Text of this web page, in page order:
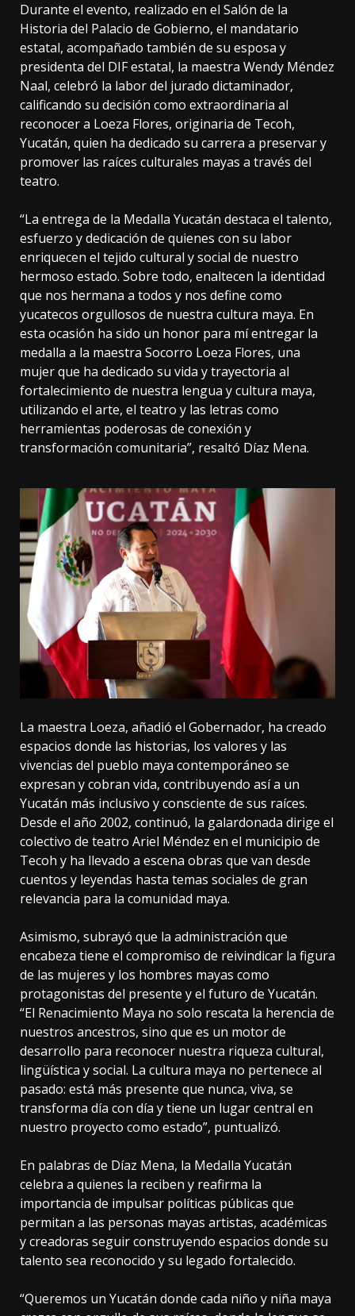
Durante el evento, realizado en el Salón de la
Historia del Palacio de Gobierno, el mandatario
estatal, acompañado también de su esposa y
presidenta del DIF estatal, la maestra Wendy Méndez
Naal, celebró la labor del jurado dictaminador,
calificando su decisión como extraordinaria al
reconocer a Loeza Flores, originaria de Tecoh,
Yucatán, quien ha dedicado su carrera a preservar y
promover las raíces culturales mayas a través del
teatro.
“La entrega de la Medalla Yucatán destaca el talento,
esfuerzo y dedicación de quienes con su labor
enriquecen el tejido cultural y social de nuestro
hermoso estado. Sobre todo, enaltecen la identidad
que nos hermana a todos y nos define como
yucatecos orgullosos de nuestra cultura maya. En
esta ocasión ha sido un honor para mí entregar la
medalla a la maestra Socorro Loeza Flores, una
mujer que ha dedicado su vida y trayectoria al
fortalecimiento de nuestra lengua y cultura maya,
utilizando el arte, el teatro y las letras como
herramientas poderosas de conexión y
transformación comunitaria”, resaltó Díaz Mena.
La maestra Loeza, añadió el Gobernador, ha creado
espacios donde las historias, los valores y las
vivencias del pueblo maya contemporáneo se
expresan y cobran vida, contribuyendo así a un
Yucatán más inclusivo y consciente de sus raíces.
Desde el año 2002, continuó, la galardonada dirige el
colectivo de teatro Ariel Méndez en el municipio de
Tecoh y ha llevado a escena obras que van desde
cuentos y leyendas hasta temas sociales de gran
relevancia para la comunidad maya.
Asimismo, subrayó que la administración que
encabeza tiene el compromiso de reivindicar la figura
de las mujeres y los hombres mayas como
protagonistas del presente y el futuro de Yucatán.
“El Renacimiento Maya no solo rescata la herencia de
nuestros ancestros, sino que es un motor de
desarrollo para reconocer nuestra riqueza cultural,
lingüística y social. La cultura maya no pertenece al
pasado: está más presente que nunca, viva, se
transforma día con día y tiene un lugar central en
nuestro proyecto como estado”, puntualizó.
En palabras de Díaz Mena, la Medalla Yucatán
celebra a quienes la reciben y reafirma la
importancia de impulsar políticas públicas que
permitan a las personas mayas artistas, académicas
y creadoras seguir construyendo espacios donde su
talento sea reconocido y su legado fortalecido.
“Queremos un Yucatán donde cada niño y niña maya